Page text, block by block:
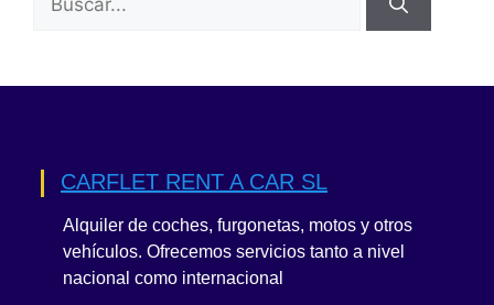
CARFLET RENT A CAR SL
Alquiler de coches, furgonetas, motos y otros
vehículos. Ofrecemos servicios tanto a nivel
nacional como internacional